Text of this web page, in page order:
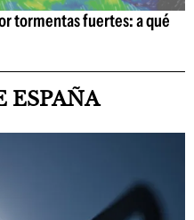
tormentas fuertes: a qué
ESPAÑA